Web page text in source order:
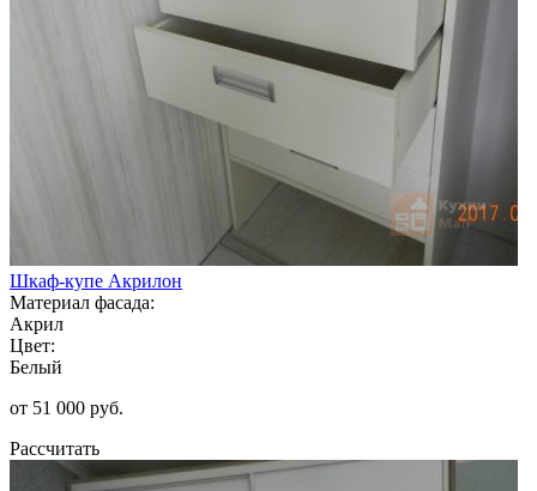
Шкаф-купе Акрилон
Материал фасада:
Акрил
Цвет:
Белый
от 51 000 руб.
Рассчитать